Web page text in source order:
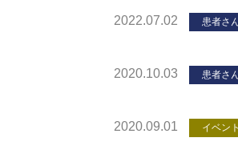
2022.07.02 患者さ
2020.10.03 患者さ
2020.09.01 イベント